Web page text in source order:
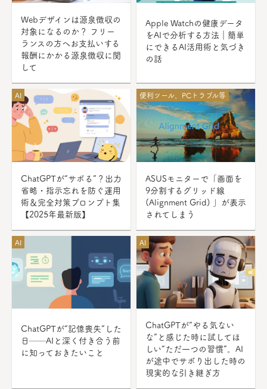
Webデザインは源泉徴収の
対象になるのか？ フリー
ランスの方へお支払いする
報酬にかかる源泉徴収に関
して
Apple Watchの健康データ
をAIで分析する方法｜簡単
にできるAI活用術と気づき
の話
AI
ChatGPTが“サボる”？出力
省略・指示忘れを防ぐ運用
術＆完全対策プロンプト集
【2025年最新版】
便利ツール、PCトラブル等
ASUSモニターで「画面を
9分割するグリッド線
(Alignment Grid) 」が表示
されてしまう
AI
ChatGPTが“記憶喪失”した
日──AIと深く付き合う前
に知っておきたいこと
AI
ChatGPTが“やる気ない
な”と感じた時に試してほ
しい“ただ一つの習慣”。AI
が途中でサボり出した時の
現実的な引き継ぎ方